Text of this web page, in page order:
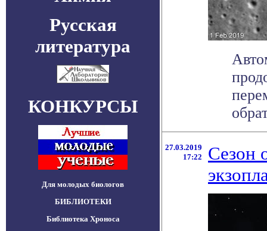
Русская
литература
КОНКУРСЫ
Для молодых биологов
БИБЛИОТЕКИ
Библиотека Хроноса
27.03.2019
17:22
Сезон